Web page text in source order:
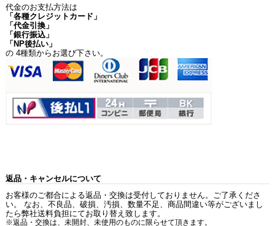
代金のお支払方法は
「各種クレジットカード」
「代金引換」
「銀行振込」
「NP後払い」
の 4種類からお選び下さい。
返品・キャンセルについて
お客様のご都合による返品・交換は受付しておりません。ご了承くださ
い。 なお、不良品、破損、汚損、数量不足、商品間違い等がございまし
たら弊社送料負担にてお取り替え致します。
※返品・交換は、未開封、未使用のものに限らせて頂きます。